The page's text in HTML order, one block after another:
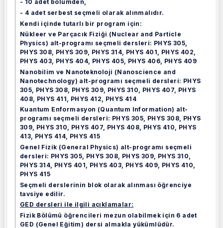
- 10 adet bölümden,
- 4 adet serbest seçmeli olarak alınmalıdır.
Kendi içinde tutarlı bir program için:
Nükleer ve Parçacık Fiziği (Nuclear and Particle
Physics) alt-programı seçmeli dersleri: PHYS 305,
PHYS 308, PHYS 309, PHYS 314, PHYS 401, PHYS 402,
PHYS 403, PHYS 404, PHYS 405, PHYS 406, PHYS 409
Nanobilim ve Nanoteknoloji (Nanoscience and
Nanotechnology) alt-programı seçmeli dersleri: PHYS
305, PHYS 308, PHYS 309, PHYS 310, PHYS 407, PHYS
408, PHYS 411, PHYS 412, PHYS 414
Kuantum Enformasyon (Quantum Information) alt-
programı seçmeli dersleri: PHYS 305, PHYS 308, PHYS
309, PHYS 310, PHYS 407, PHYS 408, PHYS 410, PHYS
413, PHYS 414, PHYS 415
Genel Fizik (General Physics) alt-programı seçmeli
dersleri: PHYS 305, PHYS 308, PHYS 309, PHYS 310,
PHYS 314, PHYS 401, PHYS 403, PHYS 409, PHYS 410,
PHYS 415
Seçmeli derslerinin blok olarak alınması öğrenciye
tavsiye edilir.
GED dersleri ile ilgili açıklamalar:
Fizik Bölümü öğrencileri mezun olabilmek için 6 adet
GED (Genel Eğitim) dersi almakla yükümlüdür.